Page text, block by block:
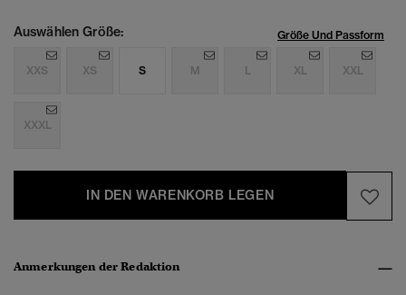
Auswählen Größe: Größe Und Passform
XXS XS S M L XL XXL
XXXL
IN DEN WARENKORB LEGEN
Anmerkungen der Redaktion